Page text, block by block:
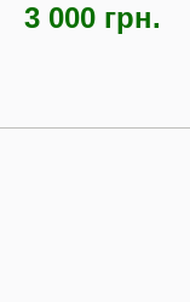
3 000 грн.